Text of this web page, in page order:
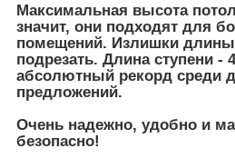
Максимальная высота
значит, они подходят для
помещений. Излишки
подрезать. Длина ступени -
абсолютный рекорд среди
предложений.
Очень надежно, удобно и
безопасно!